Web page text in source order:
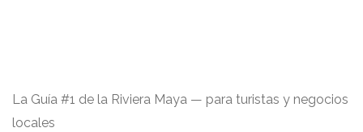
La Guía #1 de la Riviera Maya — para turistas y negocios
locales